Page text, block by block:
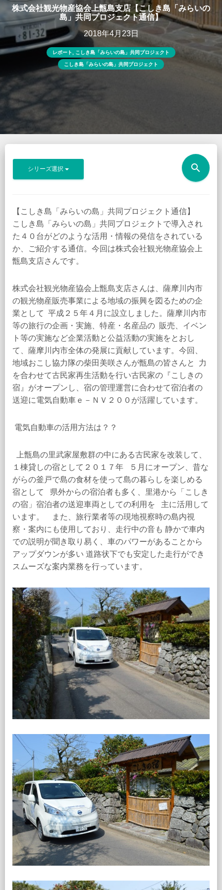
株式会社観光物産協会上甑島支店【こしき島「みらいの
島」共同プロジェクト通信】
2018年4月23日
レポート こしき島「みらいの島」共同プロジェクト
こしき島「みらいの島」共同プロジェクト
シリーズ選択 search
【こしき島「みらいの島」共同プロジェクト通信】
こしき島「みらいの島」共同プロジェクトで導入され
た４０台がどのような活用・情報の発信をされている
か、ご紹介する通信。今回は株式会社観光物産協会上
甑島支店さんです。
株式会社観光物産協会上甑島支店さんは、薩摩川内市
の観光物産販売事業による地域の振興を図るための企
業として 平成２５年４月に設立しました。薩摩川内市
等の旅行の企画・実施、特産・名産品の 販売、イベン
ト等の実施など企業活動と公益活動の実施をとおし
て、薩摩川内市全体の発展に貢献しています。今回、
地域おこし協力隊の柴田美咲さんが甑島の皆さんと 力
を合わせて古民家再生活動を行い古民家の『こしきの
宿』がオープンし、宿の管理運営に合わせて宿泊者の
送迎に電気自動車ｅ－ＮＶ２００が活躍しています。
電気自動車の活用方法は？？
上甑島の里武家屋敷群の中にある古民家を改装して、
１棟貸しの宿として２０１７年 ５月にオープン、昔な
がらの釜戸で島の食材を使って島の暮らしを楽しめる
宿として 県外からの宿泊者も多く、里港から「こしき
の宿」宿泊者の送迎車両としての利用を 主に活用して
います。 また、旅行業者等の現地視察時の島内視
察・案内にも使用しており、走行中の音も 静かで車内
での説明が聞き取り易く、車のパワーがあることから
アップダウンが多い 道路状下でも安定した走行ができ
スムーズな案内業務を行っています。